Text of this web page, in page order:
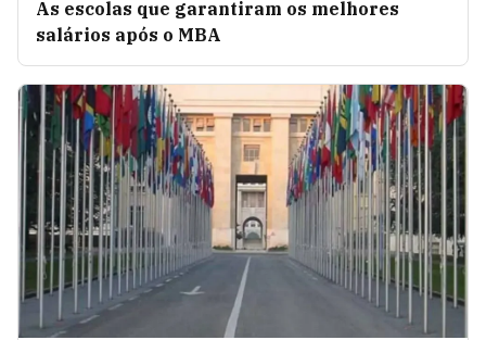
As escolas que garantiram os melhores
salários após o MBA